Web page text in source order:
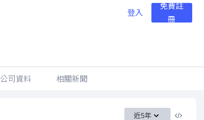
登入
免費註
冊
公司資料 相關新聞
近5年